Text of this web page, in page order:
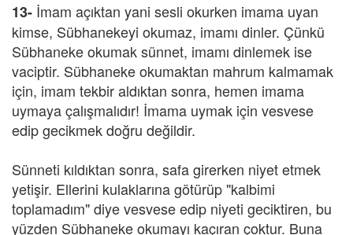
13- İmam açıktan yani sesli okurken imama uyan
kimse, Sübhanekeyi okumaz, imamı dinler. Çünkü
Sübhaneke okumak sünnet, imamı dinlemek ise
vaciptir. Sübhaneke okumaktan mahrum kalmamak
için, imam tekbir aldıktan sonra, hemen imama
uymaya çalışmalıdır! İmama uymak için vesvese
edip gecikmek doğru değildir.
Sünneti kıldıktan sonra, safa girerken niyet etmek
yetişir. Ellerini kulaklarına götürüp "kalbimi
toplamadım" diye vesvese edip niyeti geciktiren, bu
yüzden Sübhaneke okumayı kaçıran çoktur. Buna